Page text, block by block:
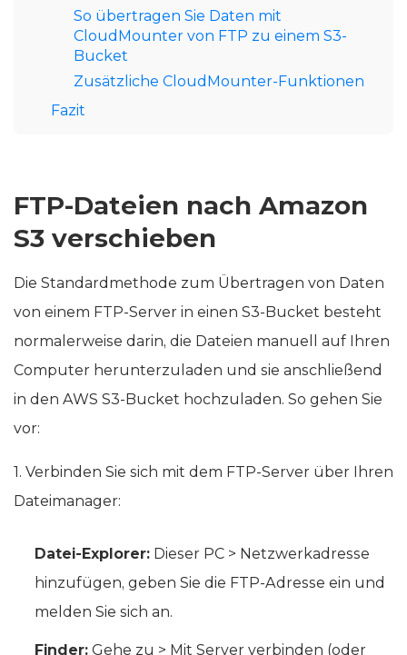
und S3 zu verwalten
So übertragen Sie Daten mit
CloudMounter von FTP zu einem S3-
Bucket
Zusätzliche CloudMounter-Funktionen
FTP-Dateien nach Amazon
Die Standardmethode zum Übertragen von Daten
von einem FTP-Server in einen S3-Bucket besteht
normalerweise darin, die Dateien manuell auf Ihren
Computer herunterzuladen und sie anschließend
1. Verbinden Sie sich mit dem FTP-Server über Ihren
Datei-Explorer: Dieser PC > Netzwerkadresse
hinzufügen, geben Sie die FTP-Adresse ein und